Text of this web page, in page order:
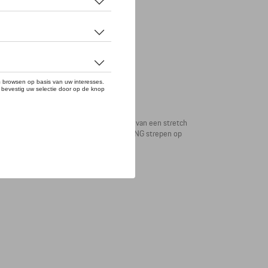
materiaal. De broek is voorzien van een stretch
de broek decoratieve MARTINI RACING strepen op